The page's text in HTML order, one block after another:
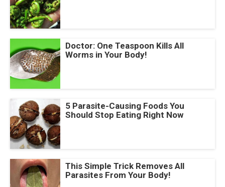
Doctor: One Teaspoon Kills All
Worms in Your Body!
5 Parasite-Causing Foods You
Should Stop Eating Right Now
This Simple Trick Removes All
Parasites From Your Body!